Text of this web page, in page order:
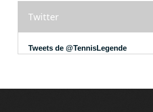
Twitter
Tweets de @TennisLegende